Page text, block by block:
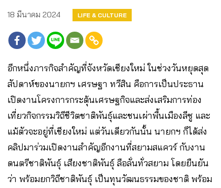
18 มีนาคม 2024 LIFE & CULTURE
อีกหนึ่งภารกิจสำคัญที่จังหวัดเชียงใหม่ ในช่วงวันหยุดสุด
สัปดาห์ของนายกฯ เศรษฐา ทวีสิน คือการเป็นประธาน
เปิดงานโครงการกระตุ้นเศรษฐกิจและส่งเสริมการท่อง
เที่ยวกิจกรรมวิถีชีวิตชาติพันธุ์และชนเผ่าพื้นเมืองลีซู และ
แม้ตัวจะอยู่ที่เชียงใหม่ แต่วันเดียวกันนั้น นายกฯ ก็ได้ส่ง
คลิปมาร่วมเปิดงานสำคัญอีกงานที่สยามสแควร์ กับงาน
ดนตรีชาติพันธุ์ เสียงชาติพันธุ์ ลือลั่นทั่วสยาม โดยยืนยัน
ว่า พร้อมยกวิถีชาติพันธุ์ เป็นทุนวัฒนธรรมของชาติ พร้อม